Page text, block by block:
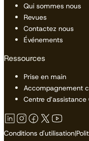
Qui sommes nous
Revues
Contactez nous
Événements
Ressources
Prise en main
Accompagnement
Centre
Conditions d'utilisation|